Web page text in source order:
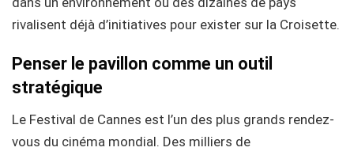
rivalisent déjà d’initiatives pour exister sur la Croisette.
Penser le pavillon comme un outil
stratégique
Le Festival de Cannes est l’un des plus grands rendez-
vous du cinéma mondial. Des milliers de